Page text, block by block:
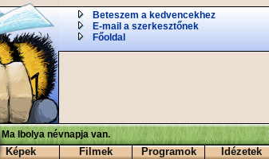
Beteszem a kedvencekhez
E-mail a szerkesztőnek
Főoldal
Ma Ibolya névnapja van.
Képek Filmek Programok Idézetek